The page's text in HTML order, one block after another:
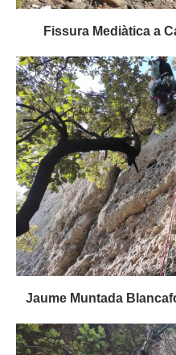
Fissura Mediàtica a
Jaume Muntada